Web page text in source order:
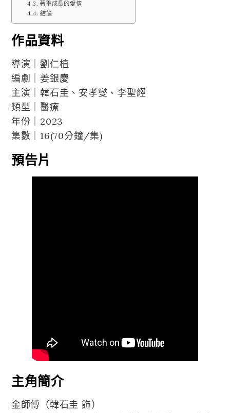
著重成長的愛情
結論
作品資料
導演｜劉仁植
編劇｜姜銀慶
主演｜韓石圭、安孝燮、李聖經
類型｜醫療
年份｜2023
集數｜16(70分鐘/集)
預告片
主角簡介
金師傅（韓石圭 飾）